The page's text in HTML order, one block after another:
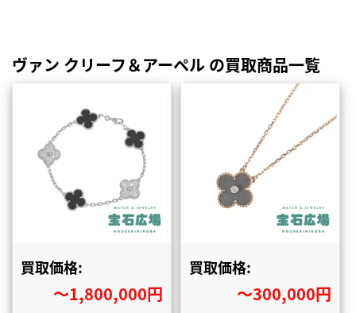
ヴァン クリーフ＆アーペル の買取商品一覧
買取価格:
〜1,800,000円
買取価格:
〜300,000円